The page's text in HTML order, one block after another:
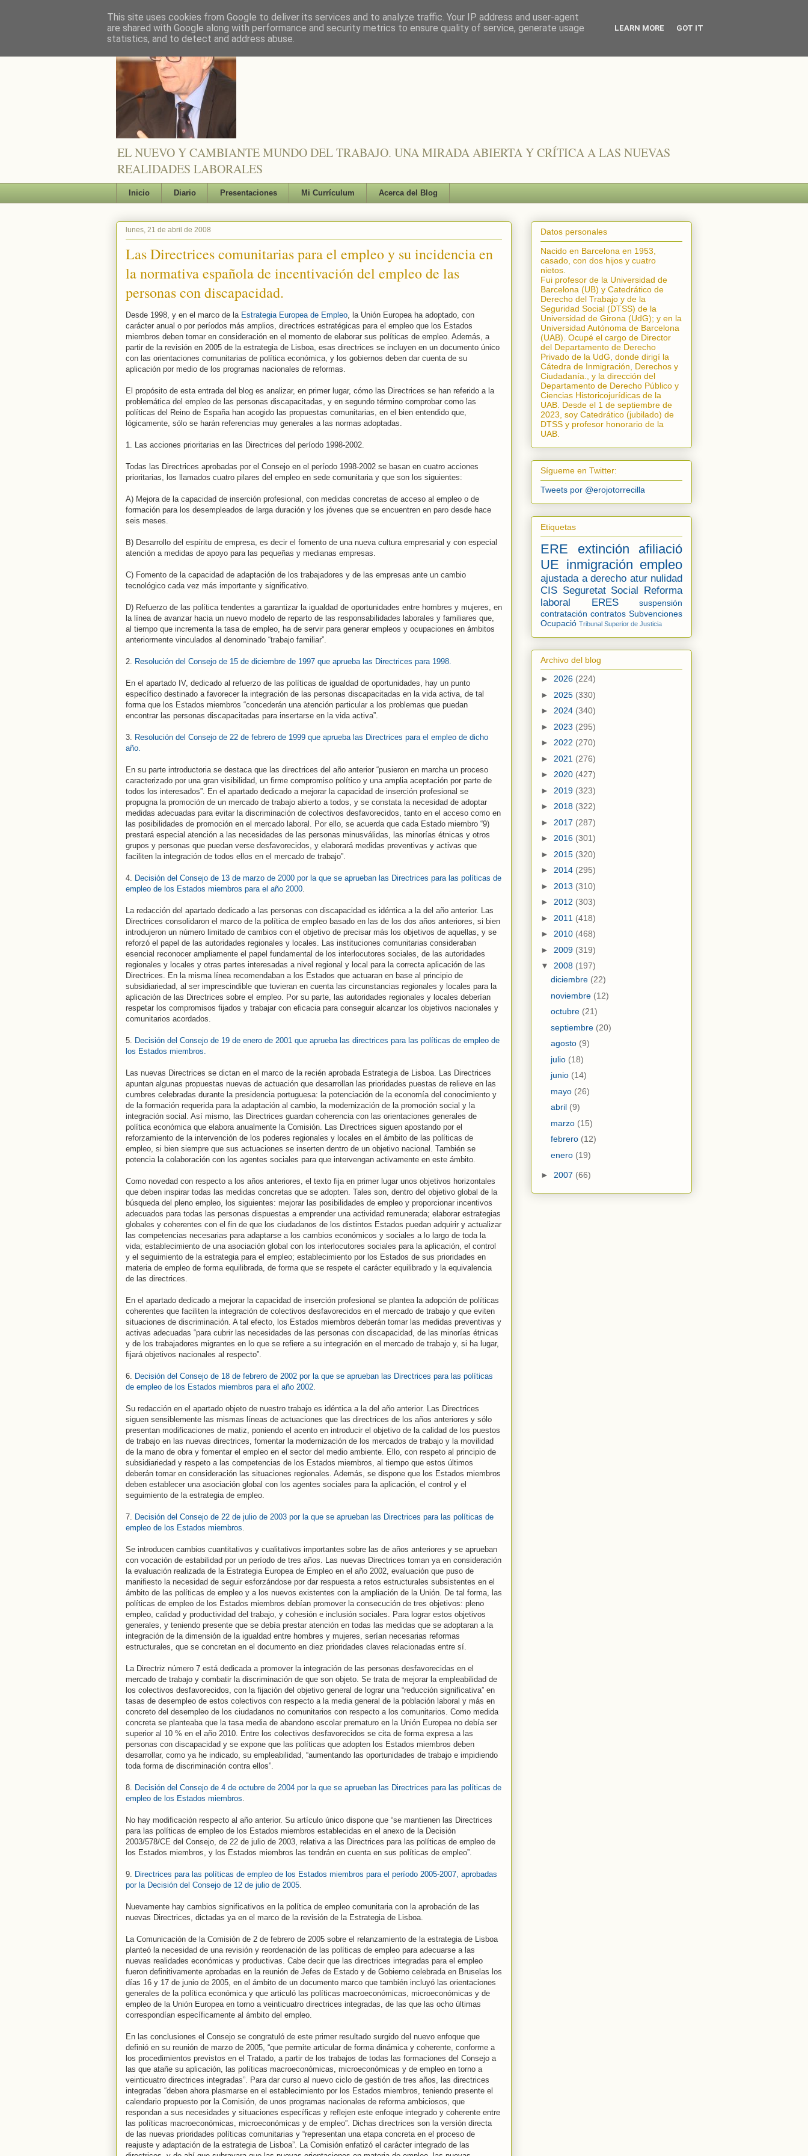
EL NUEVO Y CAMBIANTE MUNDO DEL TRABAJO. UNA MIRADA ABIERTA Y CRÍTICA A LAS NUEVAS
REALIDADES LABORALES
Inicio Diario Presentaciones Mi Currículum Acerca del Blog
lunes, 21 de abril de 2008
Las Directrices comunitarias para el empleo y su incidencia en
la normativa española de incentivación del empleo de las
personas con discapacidad.
Desde 1998, y en el marco de la Estrategia Europea de Empleo , la Unión Europea ha adoptado, con
carácter anual o por períodos más amplios, directrices estratégicas para el empleo que los Estados
miembros deben tomar en consideración en el momento de elaborar sus políticas de empleo. Además, a
partir de la revisión en 2005 de la estrategia de Lisboa, esas directrices se incluyen en un documento único
con las orientaciones comunitarias de política económica, y los gobiernos deben dar cuenta de su
aplicación por medio de los programas nacionales de reformas.
El propósito de esta entrada del blog es analizar, en primer lugar, cómo las Directrices se han referido a la
problemática del empleo de las personas discapacitadas, y en segundo término comprobar como las
políticas del Reino de España han acogido las propuestas comunitarias, en el bien entendido que,
lógicamente, sólo se harán referencias muy generales a las normas adoptadas.
1. Las acciones prioritarias en las Directrices del período 1998-2002.
Todas las Directrices aprobadas por el Consejo en el período 1998-2002 se basan en cuatro acciones
prioritarias, los llamados cuatro pilares del empleo en sede comunitaria y que son los siguientes:
A) Mejora de la capacidad de inserción profesional, con medidas concretas de acceso al empleo o de
formación para los desempleados de larga duración y los jóvenes que se encuentren en paro desde hace
seis meses.
B) Desarrollo del espíritu de empresa, es decir el fomento de una nueva cultura empresarial y con especial
atención a medidas de apoyo para las pequeñas y medianas empresas.
C) Fomento de la capacidad de adaptación de los trabajadores y de las empresas ante un cambio
tecnológico cada vez más importante y significativo.
D) Refuerzo de las política tendentes a garantizar la igualdad de oportunidades entre hombres y mujeres, en
la línea de avanzar hacia un nuevo modelo de reparto de las responsabilidades laborales y familiares que,
al tiempo que incrementa la tasa de empleo, ha de servir para generar empleos y ocupaciones en ámbitos
anteriormente vinculados al denominado “trabajo familiar”.
2. Resolución del Consejo de 15 de diciembre de 1997 que aprueba las Directrices para 1998.
En el apartado IV, dedicado al refuerzo de las políticas de igualdad de oportunidades, hay un punto
específico destinado a favorecer la integración de las personas discapacitadas en la vida activa, de tal
forma que los Estados miembros “concederán una atención particular a los problemas que puedan
encontrar las personas discapacitadas para insertarse en la vida activa”.
3. Resolución del Consejo de 22 de febrero de 1999 que aprueba las Directrices para el empleo de dicho
año.
En su parte introductoria se destaca que las directrices del año anterior “pusieron en marcha un proceso
caracterizado por una gran visibilidad, un firme compromiso político y una amplia aceptación por parte de
todos los interesados”. En el apartado dedicado a mejorar la capacidad de inserción profesional se
propugna la promoción de un mercado de trabajo abierto a todos, y se constata la necesidad de adoptar
medidas adecuadas para evitar la discriminación de colectivos desfavorecidos, tanto en el acceso como en
las posibilidades de promoción en el mercado laboral. Por ello, se acuerda que cada Estado miembro “9)
prestará especial atención a las necesidades de las personas minusválidas, las minorías étnicas y otros
grupos y personas que puedan verse desfavorecidos, y elaborará medidas preventivas y activas que
faciliten la integración de todos ellos en el mercado de trabajo”.
4. Decisión del Consejo de 13 de marzo de 2000 por la que se aprueban las Directrices para las políticas de
empleo de los Estados miembros para el año 2000
La redacción del apartado dedicado a las personas con discapacidad es idéntica a la del año anterior. Las
Directrices consolidaron el marco de la política de empleo basado en las de los dos años anteriores, si bien
introdujeron un número limitado de cambios con el objetivo de precisar más los objetivos de aquellas, y se
reforzó el papel de las autoridades regionales y locales. Las instituciones comunitarias consideraban
esencial reconocer ampliamente el papel fundamental de los interlocutores sociales, de las autoridades
regionales y locales y otras partes interesadas a nivel regional y local para la correcta aplicación de las
Directrices. En la misma línea recomendaban a los Estados que actuaran en base al principio de
subsidiariedad, al ser imprescindible que tuvieran en cuenta las circunstancias regionales y locales para la
aplicación de las Directrices sobre el empleo. Por su parte, las autoridades regionales y locales deberían
respetar los compromisos fijados y trabajar con eficacia para conseguir alcanzar los objetivos nacionales y
comunitarios acordados.
5. Decisión del Consejo de 19 de enero de 2001 que aprueba las directrices para las políticas de empleo de
los Estados miembros.
Las nuevas Directrices se dictan en el marco de la recién aprobada Estrategia de Lisboa. Las Directrices
apuntan algunas propuestas nuevas de actuación que desarrollan las prioridades puestas de relieve en las
cumbres celebradas durante la presidencia portuguesa: la potenciación de la economía del conocimiento y
de la formación requerida para la adaptación al cambio, la modernización de la promoción social y la
integración social. Así mismo, las Directrices guardan coherencia con las orientaciones generales de
política económica que elabora anualmente la Comisión. Las Directrices siguen apostando por el
reforzamiento de la intervención de los poderes regionales y locales en el ámbito de las políticas de
empleo, si bien siempre que sus actuaciones se inserten dentro de un objetivo nacional. También se
potencia la colaboración con los agentes sociales para que intervengan activamente en este ámbito.
Como novedad con respecto a los años anteriores, el texto fija en primer lugar unos objetivos horizontales
que deben inspirar todas las medidas concretas que se adopten. Tales son, dentro del objetivo global de la
búsqueda del pleno empleo, los siguientes: mejorar las posibilidades de empleo y proporcionar incentivos
adecuados para todas las personas dispuestas a emprender una actividad remunerada; elaborar estrategias
globales y coherentes con el fin de que los ciudadanos de los distintos Estados puedan adquirir y actualizar
las competencias necesarias para adaptarse a los cambios económicos y sociales a lo largo de toda la
vida; establecimiento de una asociación global con los interlocutores sociales para la aplicación, el control
y el seguimiento de la estrategia para el empleo; establecimiento por los Estados de sus prioridades en
materia de empleo de forma equilibrada, de forma que se respete el carácter equilibrado y la equivalencia
de las directrices.
En el apartado dedicado a mejorar la capacidad de inserción profesional se plantea la adopción de políticas
coherentes que faciliten la integración de colectivos desfavorecidos en el mercado de trabajo y que eviten
situaciones de discriminación. A tal efecto, los Estados miembros deberán tomar las medidas preventivas y
activas adecuadas “para cubrir las necesidades de las personas con discapacidad, de las minorías étnicas
y de los trabajadores migrantes en lo que se refiere a su integración en el mercado de trabajo y, si ha lugar,
fijará objetivos nacionales al respecto”.
6. Decisión del Consejo de 18 de febrero de 2002 por la que se aprueban las Directrices para las políticas
de empleo de los Estados miembros para el año 2002
Su redacción en el apartado objeto de nuestro trabajo es idéntica a la del año anterior. Las Directrices
siguen sensiblemente las mismas líneas de actuaciones que las directrices de los años anteriores y sólo
presentan modificaciones de matiz, poniendo el acento en introducir el objetivo de la calidad de los puestos
de trabajo en las nuevas directrices, fomentar la modernización de los mercados de trabajo y la movilidad
de la mano de obra y fomentar el empleo en el sector del medio ambiente. Ello, con respeto al principio de
subsidiariedad y respeto a las competencias de los Estados miembros, al tiempo que estos últimos
deberán tomar en consideración las situaciones regionales. Además, se dispone que los Estados miembros
deben establecer una asociación global con los agentes sociales para la aplicación, el control y el
seguimiento de la estrategia de empleo.
7. Decisión del Consejo de 22 de julio de 2003 por la que se aprueban las Directrices para las políticas de
empleo de los Estados miembros
Se introducen cambios cuantitativos y cualitativos importantes sobre las de años anteriores y se aprueban
con vocación de estabilidad por un período de tres años. Las nuevas Directrices toman ya en consideración
la evaluación realizada de la Estrategia Europea de Empleo en el año 2002, evaluación que puso de
manifiesto la necesidad de seguir esforzándose por dar respuesta a retos estructurales subsistentes en el
ámbito de las políticas de empleo y a los nuevos existentes con la ampliación de la Unión. De tal forma, las
políticas de empleo de los Estados miembros debían promover la consecución de tres objetivos: pleno
empleo, calidad y productividad del trabajo, y cohesión e inclusión sociales. Para lograr estos objetivos
generales, y teniendo presente que se debía prestar atención en todas las medidas que se adoptaran a la
integración de la dimensión de la igualdad entre hombres y mujeres, serían necesarias reformas
estructurales, que se concretan en el documento en diez prioridades claves relacionadas entre sí.
La Directriz número 7 está dedicada a promover la integración de las personas desfavorecidas en el
mercado de trabajo y combatir la discriminación de que son objeto. Se trata de mejorar la empleabilidad de
los colectivos desfavorecidos, con la fijación del objetivo general de lograr una “reducción significativa” en
tasas de desempleo de estos colectivos con respecto a la media general de la población laboral y más en
concreto del desempleo de los ciudadanos no comunitarios con respecto a los comunitarios. Como medida
concreta se planteaba que la tasa media de abandono escolar prematuro en la Unión Europea no debía ser
superior al 10 % en el año 2010. Entre los colectivos desfavorecidos se cita de forma expresa a las
personas con discapacidad y se expone que las políticas que adopten los Estados miembros deben
desarrollar, como ya he indicado, su empleabilidad, “aumentando las oportunidades de trabajo e impidiendo
toda forma de discriminación contra ellos”.
8. Decisión del Consejo de 4 de octubre de 2004 por la que se aprueban las Directrices para las políticas de
empleo de los Estados miembros
No hay modificación respecto al año anterior. Su artículo único dispone que “se mantienen las Directrices
para las políticas de empleo de los Estados miembros establecidas en el anexo de la Decisión
2003/578/CE del Consejo, de 22 de julio de 2003, relativa a las Directrices para las políticas de empleo de
los Estados miembros, y los Estados miembros las tendrán en cuenta en sus políticas de empleo”.
9. Directrices para las políticas de empleo de los Estados miembros para el período 2005-2007, aprobadas
por la Decisión del Consejo de 12 de julio de 2005
Nuevamente hay cambios significativos en la política de empleo comunitaria con la aprobación de las
nuevas Directrices, dictadas ya en el marco de la revisión de la Estrategia de Lisboa.
La Comunicación de la Comisión de 2 de febrero de 2005 sobre el relanzamiento de la estrategia de Lisboa
planteó la necesidad de una revisión y reordenación de las políticas de empleo para adecuarse a las
nuevas realidades económicas y productivas. Cabe decir que las directrices integradas para el empleo
fueron definitivamente aprobadas en la reunión de Jefes de Estado y de Gobierno celebrada en Bruselas los
días 16 y 17 de junio de 2005, en el ámbito de un documento marco que también incluyó las orientaciones
generales de la política económica y que articuló las políticas macroeconómicas, microeconómicas y de
empleo de la Unión Europea en torno a veinticuatro directrices integradas, de las que las ocho últimas
correspondían específicamente al ámbito del empleo.
En las conclusiones el Consejo se congratuló de este primer resultado surgido del nuevo enfoque que
definió en su reunión de marzo de 2005, “que permite articular de forma dinámica y coherente, conforme a
los procedimientos previstos en el Tratado, a partir de los trabajos de todas las formaciones del Consejo a
las que atañe su aplicación, las políticas macroeconómicas, microeconómicas y de empleo en torno a
veinticuatro directrices integradas”. Para dar curso al nuevo ciclo de gestión de tres años, las directrices
integradas “deben ahora plasmarse en el establecimiento por los Estados miembros, teniendo presente el
calendario propuesto por la Comisión, de unos programas nacionales de reforma ambiciosos, que
respondan a sus necesidades y situaciones específicas y reflejen este enfoque integrado y coherente entre
las políticas macroeconómicas, microeconómicas y de empleo”. Dichas directrices son la versión directa
de las nuevas prioridades políticas comunitarias y “representan una etapa concreta en el proceso de
reajuste y adaptación de la estrategia de Lisboa”. La Comisión enfatizó el carácter integrado de las
Datos personales
Nacido en Barcelona en 1953,
casado, con dos hijos y cuatro
nietos.
Fui profesor de la Universidad de
Barcelona (UB) y Catedrático de
Derecho del Trabajo y de la
Seguridad Social (DTSS) de la
Universidad de Girona (UdG); y en la
Universidad Autónoma de Barcelona
(UAB). Ocupé el cargo de Director
del Departamento de Derecho
Privado de la UdG, donde dirigí la
Cátedra de Inmigración, Derechos y
Ciudadanía.
, y la dirección del
Departamento de Derecho Público y
Ciencias Historicojurídicas de la
UAB. Desde el 1 de septiembre de
2023, soy Catedrático (jubilado) de
DTSS y profesor honorario de la
UAB.
Sígueme en Twitter:
Tweets por @erojotorrecilla
Etiquetas
ERE extinción
afiliació
UE inmigración empleo
ajustada a derecho atur nulidad
CIS Seguretat Social Reforma
laboral
ERES
suspensión
contratación contratos Subvenciones
Ocupació Tribunal Superior de Justicia
Archivo del blog
► 2026 (224)
► 2025 (330)
► 2024 (340)
► 2023 (295)
► 2022 (270)
► 2021 (276)
► 2020 (427)
► 2019 (323)
► 2018 (322)
► 2017 (287)
► 2016 (301)
► 2015 (320)
► 2014 (295)
► 2013 (310)
► 2012 (303)
► 2011 (418)
► 2010 (468)
► 2009 (319)
▼ 2008 (197)
diciembre (22)
noviembre (12)
octubre (21)
septiembre (20)
agosto (9)
julio (18)
junio (14)
mayo (26)
abril (9)
marzo (15)
febrero (12)
enero (19)
► 2007 (66)
This site uses cookies from Google to deliver its services and to analyze traffic. Your IP address and user-agent
are shared with Google along with performance and security metrics to ensure quality of service, generate usage
statistics, and to detect and address abuse.
LEARN MORE GOT IT